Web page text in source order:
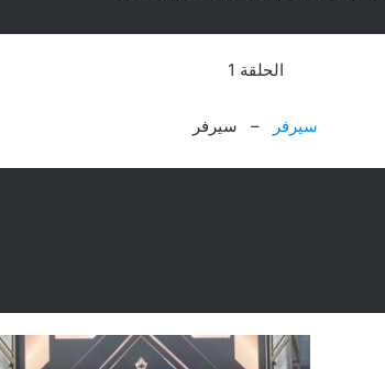
الحلقة 1
سيرفر – سيرفر